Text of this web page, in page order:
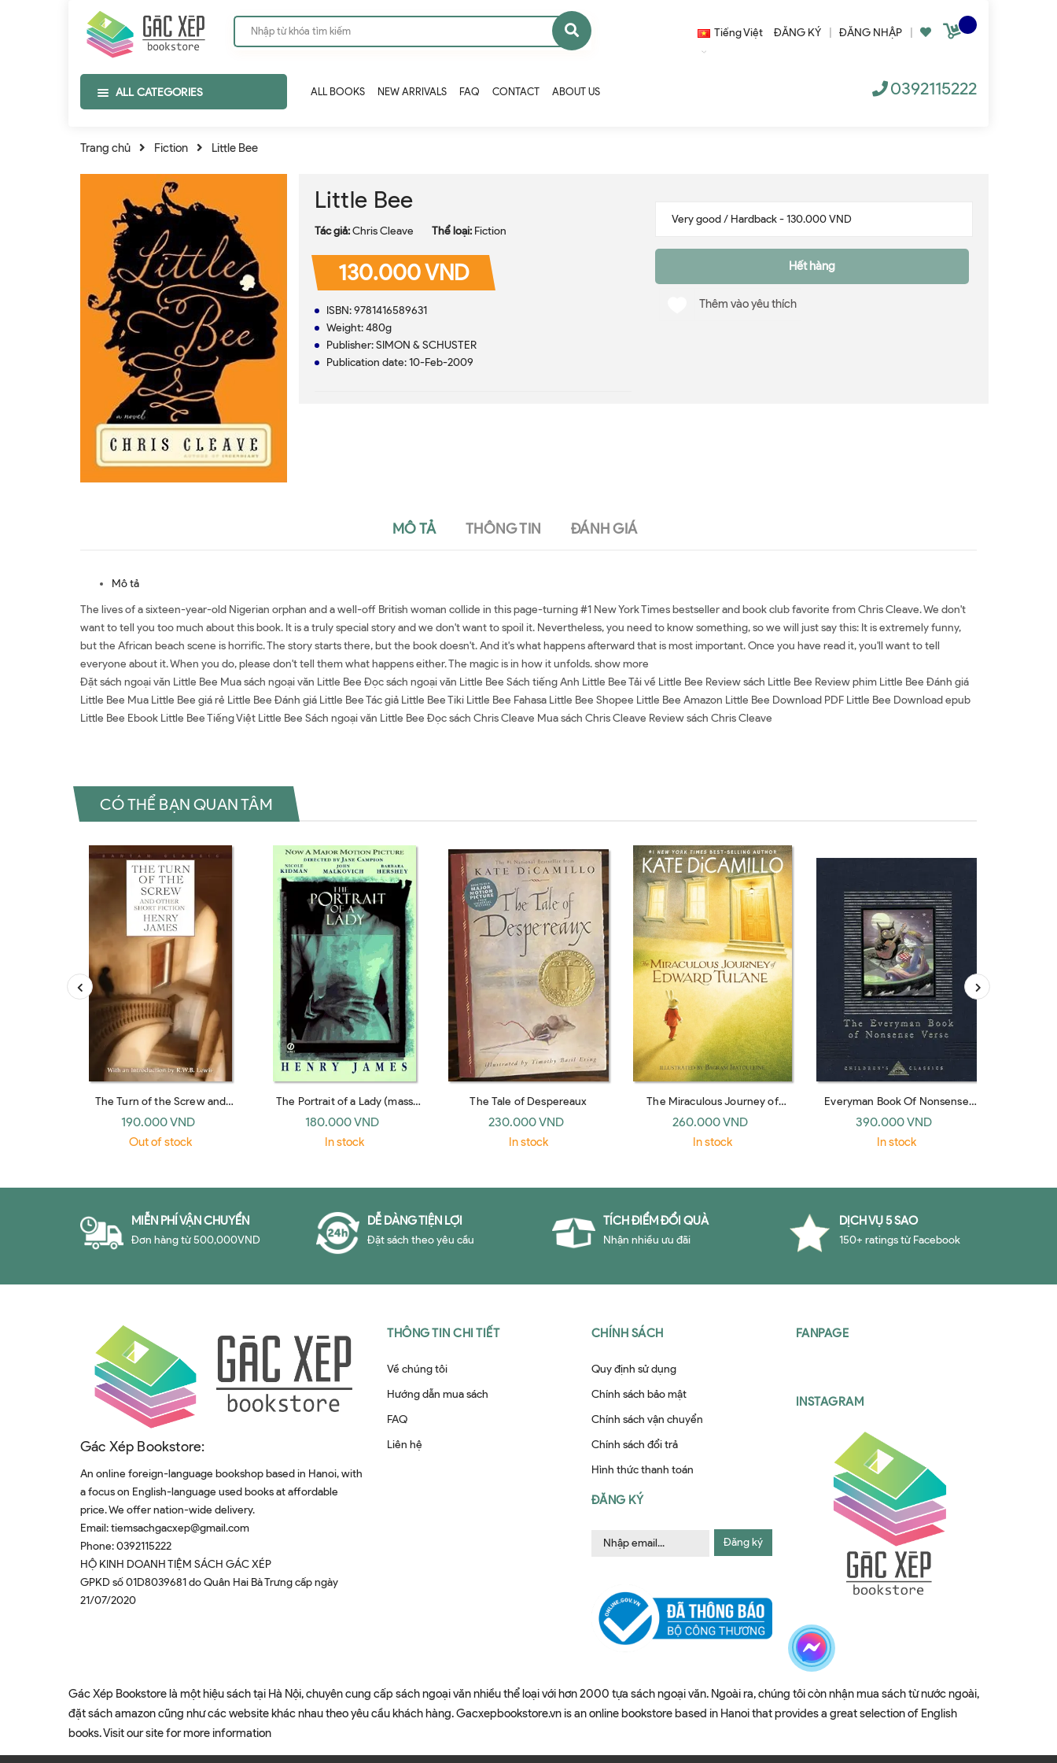
ĐĂNG KÝ ĐĂNG NHẬP
Tiếng Việt
ALL CATEGORIES ALL BOOKS NEW ARRIVALS FAQ CONTACT ABOUT US 0392115222
Trang chủ Fiction Little Bee
Little Bee
Tác giả:Chris Cleave Thể loại: Fiction
130.000 VND
ISBN: 9781416589631
Weight: 480g
Publisher: SIMON & SCHUSTER
Publication date: 10-Feb-2009
Hết hàng
Thêm vào yêu thích
MÔ TẢ THÔNG TIN ĐÁNH GIÁ
Mô tả
The lives of a sixteen-year-old Nigerian orphan and a well-off British woman collide in this page-turning #1 New York Times bestseller and book club favorite from Chris Cleave. We don't
want to tell you too much about this book. It is a truly special story and we don't want to spoil it. Nevertheless, you need to know something, so we will just say this: It is extremely funny,
but the African beach scene is horrific. The story starts there, but the book doesn't. And it's what happens afterward that is most important. Once you have read it, you'll want to tell
everyone about it. When you do, please don't tell them what happens either. The magic is in how it unfolds. show more
Đặt sách ngoại văn Little Bee Mua sách ngoại văn Little Bee Đọc sách ngoại văn Little Bee Sách tiếng Anh Little Bee Tải về Little Bee Review sách Little Bee Review phim Little Bee Đánh giá
Little Bee Mua Little Bee giá rẻ Little Bee Đánh giá Little Bee Tác giả Little Bee Tiki Little Bee Fahasa Little Bee Shopee Little Bee Amazon Little Bee Download PDF Little Bee Download epub
Little Bee Ebook Little Bee Tiếng Việt Little Bee Sách ngoại văn Little Bee Đọc sách Chris Cleave Mua sách Chris Cleave Review sách Chris Cleave
CÓ THỂ BẠN QUAN TÂM
The Turn of the Screw and
Other Short Fiction (Bantam
Classics 1981)
190.000 VND
Out of stock
The Portrait of a Lady (mass
market, Signet 1996)
180.000 VND
In stock
The Tale of Despereaux
230.000 VND
In stock
The Miraculous Journey of
Edward Tulane
260.000 VND
In stock
Everyman Book Of Nonsense
Verse (Everyman's Library
CHILDREN'S CLASSICS)
390.000 VND
In stock
MIỄN PHÍ VẬN CHUYỂN
Đơn hàng từ 500,000VND
DỄ DÀNG TIỆN LỢI
Đặt sách theo yêu cầu
TÍCH ĐIỂM ĐỔI QUÀ
Nhận nhiều ưu đãi
DỊCH VỤ 5 SAO
150+ ratings từ Facebook
Gác Xép Bookstore:
An online foreign-language bookshop based in Hanoi, with
a focus on English-language used books at affordable
price. We offer nation-wide delivery.
Email:tiemsachgacxep@gmail.com
Phone:0392115222
HỘ KINH DOANH TIỆM SÁCH GÁC XÉP
GPKD số 01D8039681 do Quân Hai Bà Trưng cấp ngày
21/07/2020
THÔNG TIN CHI TIẾT
Về chúng tôi
Hướng dẫn mua sách
FAQ
Liên hệ
CHÍNH SÁCH
Quy định sử dụng
Chính sách bảo mật
Chính sách vận chuyển
Chính sách đổi trả
Hình thức thanh toán
ĐĂNG KÝ
Đăng ký
FANPAGE
INSTAGRAM
Gác Xép Bookstore là một hiệu sách tại Hà Nội, chuyên cung cấp sách ngoại văn nhiều thể loại với hơn 2000 tựa sách ngoại văn. Ngoài ra, chúng tôi còn nhận mua sách từ nước ngoài,
đặt sách amazon cũng như các website khác nhau theo yêu cầu khách hàng. Gacxepbookstore.vn is an online bookstore based in Hanoi that provides a great selection of English
books. Visit our site for more information